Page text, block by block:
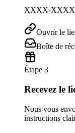
XXXX-
Ouvrir le
Boîte de
Étape 3
Recevez le
Nous vous
instructions